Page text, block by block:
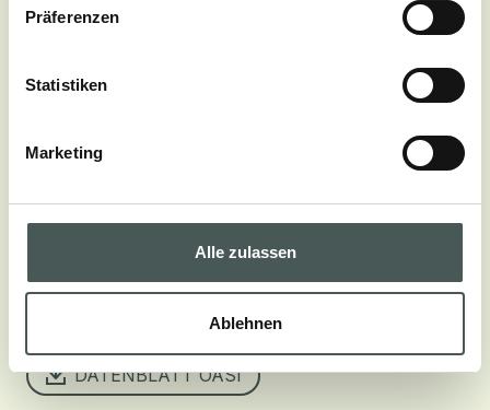
Präferenzen
Statistiken
Marketing
Alle zulassen
Ablehnen
± 1600 g/m²
Download
DATENBLATT EDEN
DATENBLATT IRIS
DATENBLATT OASI